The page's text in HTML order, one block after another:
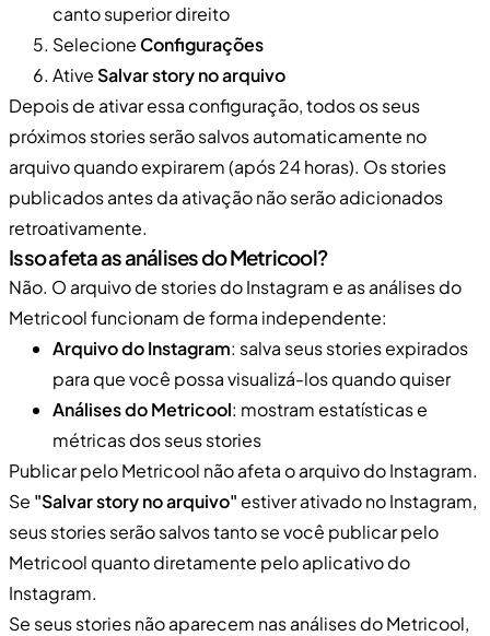
canto superior direito
Selecione Configurações
Ative Salvar story no arquivo
Depois de ativar essa configuração, todos os seus
próximos stories serão salvos automaticamente no
arquivo quando expirarem (após 24 horas). Os stories
publicados antes da ativação não serão adicionados
retroativamente.
Isso afeta as análises do Metricool?
Não. O arquivo de stories do Instagram e as análises do
Metricool funcionam de forma independente:
Arquivo do Instagram: salva seus stories expirados
para que você possa visualizá-los quando quiser
Análises do Metricool: mostram estatísticas e
métricas dos seus stories
Publicar pelo Metricool não afeta o arquivo do Instagram.
Se "Salvar story no arquivo"estiver ativado no Instagram,
seus stories serão salvos tanto se você publicar pelo
Metricool quanto diretamente pelo aplicativo do
Instagram.
Se seus stories não aparecem nas análises do Metricool,